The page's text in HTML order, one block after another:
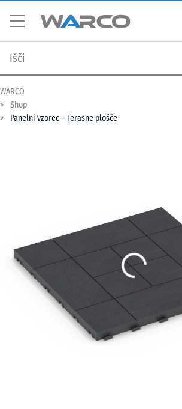
WARCO
Shop
Panelni vzorec – Terasne plošče